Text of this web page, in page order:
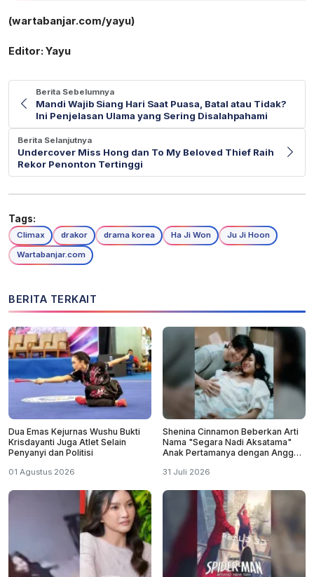
(wartabanjar.com/yayu)
Editor: Yayu
Berita Sebelumnya
Mandi Wajib Siang Hari Saat Puasa, Batal atau Tidak?
Ini Penjelasan Ulama yang Sering Disalahpahami
Berita Selanjutnya
Undercover Miss Hong dan To My Beloved Thief Raih
Rekor Penonton Tertinggi
Tags:
Climax drakor drama korea Ha Ji Won
Ju Ji Hoon
Wartabanjar.com
BERITA TERKAIT
Dua Emas Kejurnas Wushu Bukti
Krisdayanti Juga Atlet Selain
Penyanyi dan Politisi
01 Agustus 2026
Shenina Cinnamon Beberkan Arti
Nama "Segara Nadi Aksatama"
Anak Pertamanya dengan Angga
31 Juli 2026